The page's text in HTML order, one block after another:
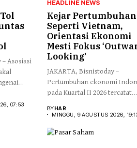
Asosiasi
07:53
HEADLINE NEWS
Kejar Pertumbuhan
Seperti Vietnam,
Orientasi Ekonomi
Mesti Fokus
Looking’
JAKARTA, Bisnistoday –
Pertumbuhan ekonomi
pada Kuartal II 2026 tercatat
BYHAR
MINGGU, 9 AGUSTUS 2026,